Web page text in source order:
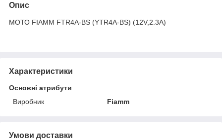
Опис
МОТО FIAMM FTR4A-BS (YTR4A-BS) (12V,2.3A)
Характеристики
Основні атрибути
Виробник
Fiamm
Умови доставки